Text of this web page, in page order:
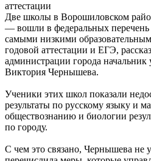
аттестации
Две школы в Ворошиловском
— вошли в федеральных перечень
самыми низкими
годовой аттестации и ЕГЭ,
администрации города начальник
Виктория Чернышева.
Ученики этих школ показали
результаты по русскому языку и
обществознанию и биологии
по городу.
С чем это связано, Чернышева не